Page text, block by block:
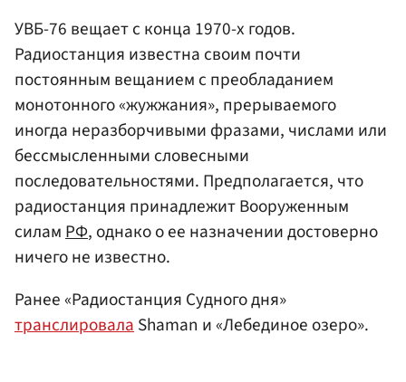
УВБ-76 вещает с конца 1970-х годов.
Радиостанция известна своим почти
постоянным вещанием с преобладанием
монотонного «жужжания», прерываемого
иногда неразборчивыми фразами, числами или
бессмысленными словесными
последовательностями. Предполагается, что
радиостанция принадлежит Вооруженным
силамРФ, однако о ее назначении достоверно
ничего не известно.
Ранее «Радиостанция Судного дня»
транслировалаShaman и «Лебединое озеро».